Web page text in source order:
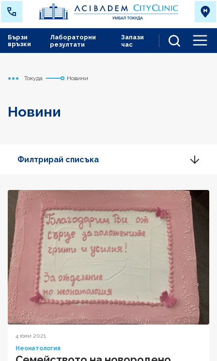
Лабораторни
резултати
Запази
час
Бързи
връзки
Начало
Токуда Новини
Новини
Филтрирай списъка
4 юни 2021
Неонатология